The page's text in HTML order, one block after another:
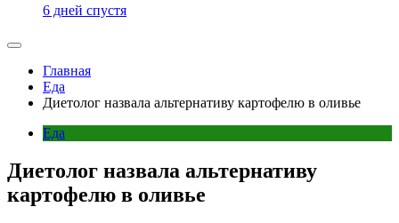
6 дней спустя
Главная
Еда
Диетолог назвала альтернативу картофелю в оливье
Еда
Диетолог назвала альтернативу
картофелю в оливье